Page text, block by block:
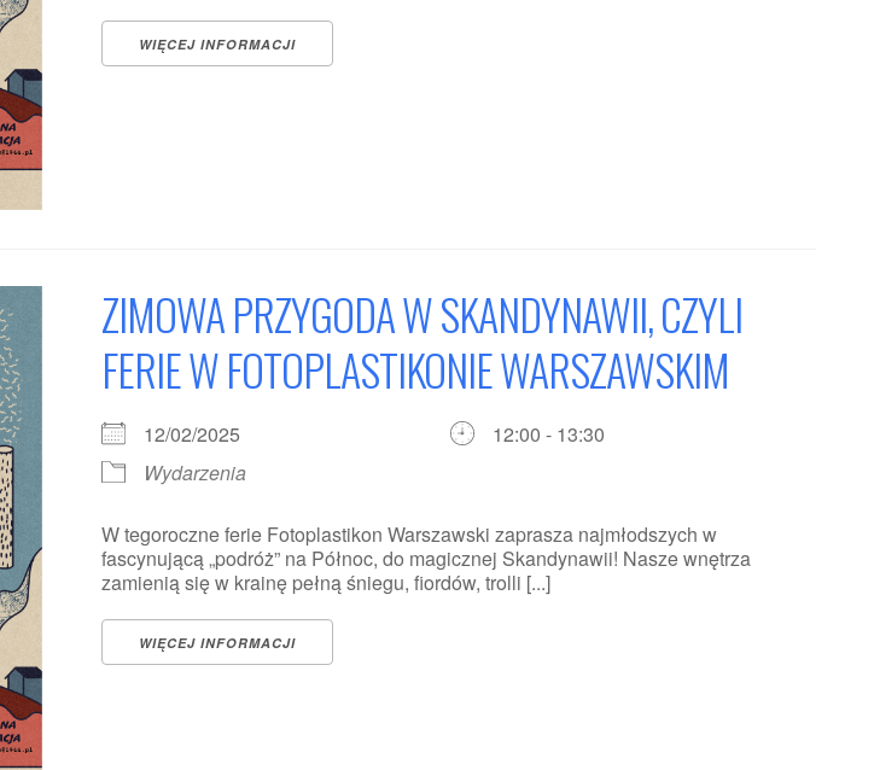
WIĘCEJ INFORMACJI
ZIMOWA PRZYGODA W SKANDYNAWII, CZYLI
FERIE W FOTOPLASTIKONIE WARSZAWSKIM
12/02/2025
12:00 - 13:30
Wydarzenia
W tegoroczne ferie Fotoplastikon Warszawski zaprasza najmłodszych w
fascynującą „podróż” na Północ, do magicznej Skandynawii! Nasze wnętrza
zamienią się w krainę pełną śniegu, fiordów, trolli [...]
WIĘCEJ INFORMACJI